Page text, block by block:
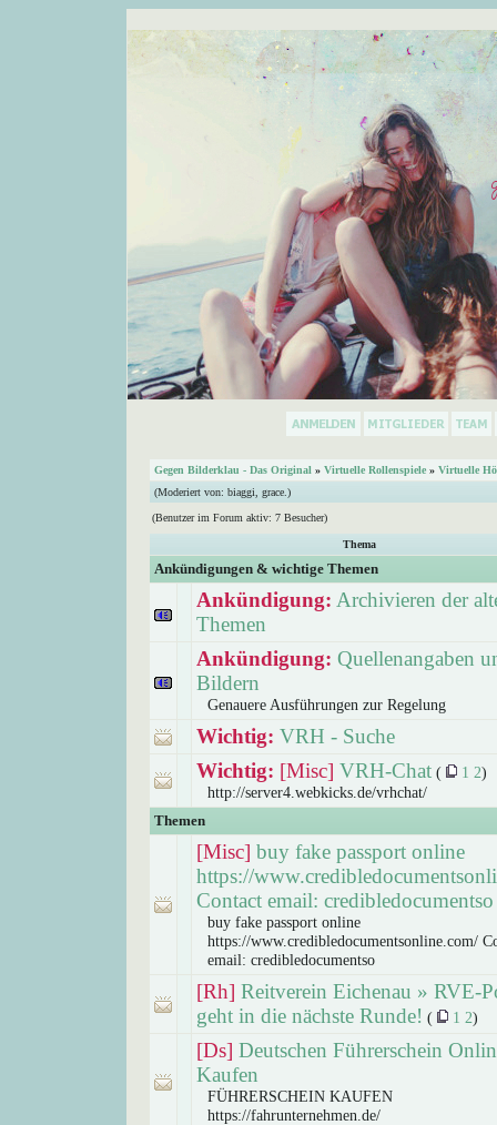
Gegen Bilderklau - Das Original » Virtuelle Rollenspiele » Virtuelle
(Moderiert von: biaggi grace. )
(Benutzer im Forum aktiv: 7 Besucher)
Thema
Ankündigungen & wichtige Themen
Ankündigung: Archivieren der
Themen
Ankündigung: Quellenangaben
Bildern
Genauere Ausführungen zur Regelung
Wichtig: VRH - Suche
Wichtig: [Misc] VRH-Chat ( 1 2)
http://server4.webkicks.de/vrhchat/
Themen
[Misc] buy fake passport online
https://
Contact email: credibledocumentso
buy fake passport online
https://www.credibledocumentsonline.com/
email: credibledocumentso
[Rh] Reitverein Eichenau » RVE-
geht in die nächste Runde! ( 1 2)
[Ds] Deutschen Führerschein
Kaufen
FÜHRERSCHEIN KAUFEN
https://fahrunternehmen.de/